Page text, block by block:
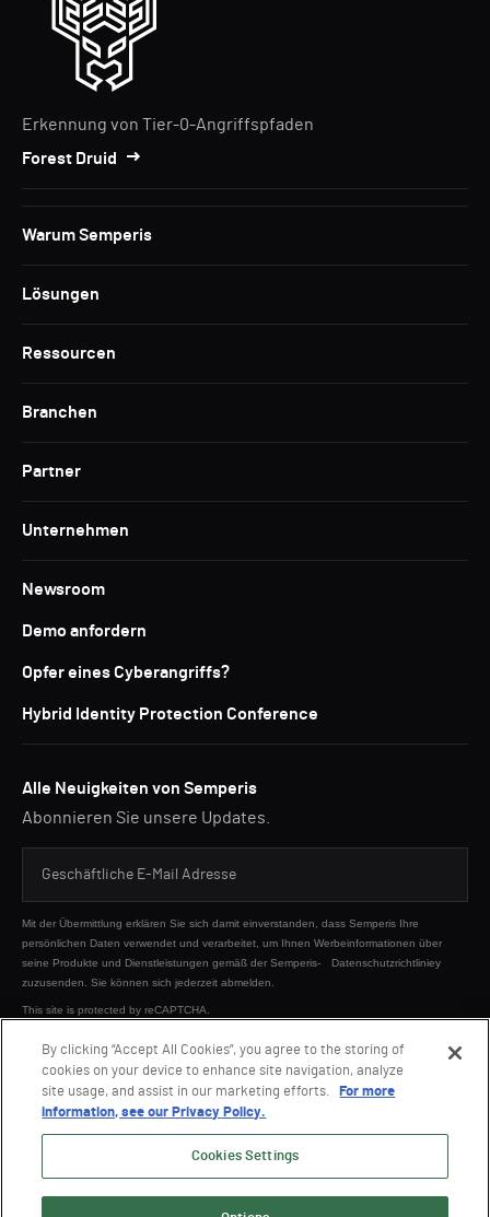
Erkennung von Tier-0-Angriffspfaden
Forest Druid
Warum Semperis
Lösungen
Ressourcen
Branchen
Partner
Unternehmen
Newsroom
Demo anfordern
Opfer eines Cyberangriffs?
Hybrid Identity Protection Conference
Alle Neuigkeiten von Semperis
Abonnieren Sie unsere Updates.
Mit der Übermittlung erklären Sie sich damit einverstanden, dass Semperis Ihre
persönlichen Daten verwendet und verarbeitet, um Ihnen Werbeinformationen über
seine Produkte und Dienstleistungen gemäß der Semperis-
Datenschutzrichtliniey
zuzusenden. Sie können sich jederzeit abmelden.
This site is protected by reCAPTCHA.
SENDEN
By clicking “Accept All Cookies”, you agree to the storing of
cookies on your device to enhance site navigation, analyze
site usage, and assist in our marketing efforts.
For more
information, see our Privacy Policy.
Cookies Settings